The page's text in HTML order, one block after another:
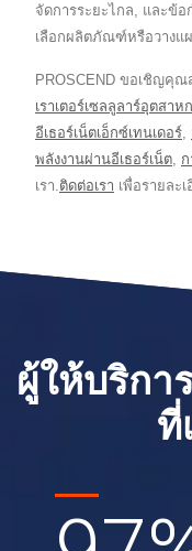
จัดการระยะไกล, และข้
เลือกผลิตภัณฑ์หรือวางแ
PROSCEND ขอเชิญคุณ
เราเตอร์เซลลูลาร์อุตสาห
อีเธอร์เน็ตเอ็กซ์เทนเดอร์,
พลังงานผ่านอีเธอร์เน็ต,
เรา.ติดต่อเรา เพื่อรายละ
ผู้ให้บริกา
ที่